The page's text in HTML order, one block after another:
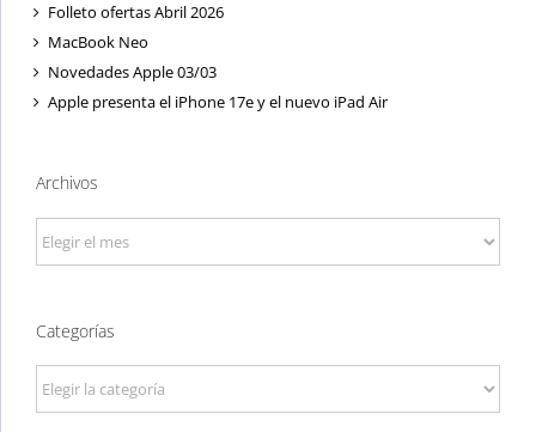
Folleto ofertas Abril 2026
MacBook Neo
Novedades Apple 03/03
Apple presenta el iPhone 17e y el nuevo iPad Air
Archivos
Archivos
Categorías
Categorías